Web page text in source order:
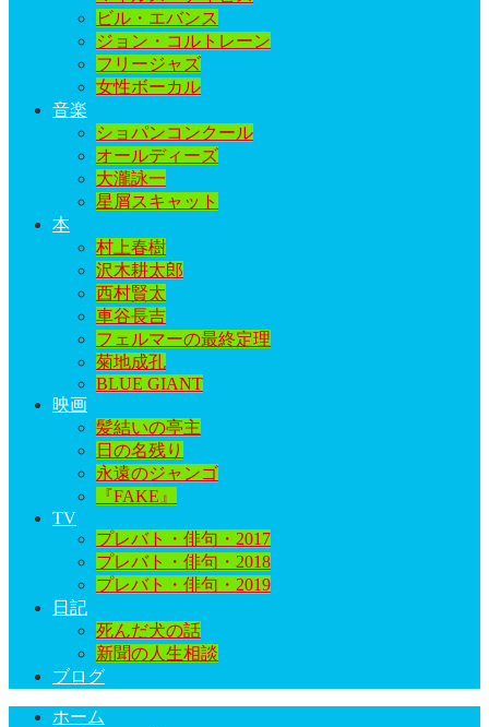
ビル・エバンス
ジョン・コルトレーン
フリージャズ
女性ボーカル
音楽
ショパンコンクール
オールディーズ
大瀧詠一
星屑スキャット
本
村上春樹
沢木耕太郎
西村賢太
車谷長吉
フェルマーの最終定理
菊地成孔
BLUE GIANT
映画
髪結いの亭主
日の名残り
永遠のジャンゴ
『FAKE』
TV
プレバト・俳句・2017
プレバト・俳句・2018
プレバト・俳句・2019
日記
死んだ犬の話
新聞の人生相談
ブログ
ホーム